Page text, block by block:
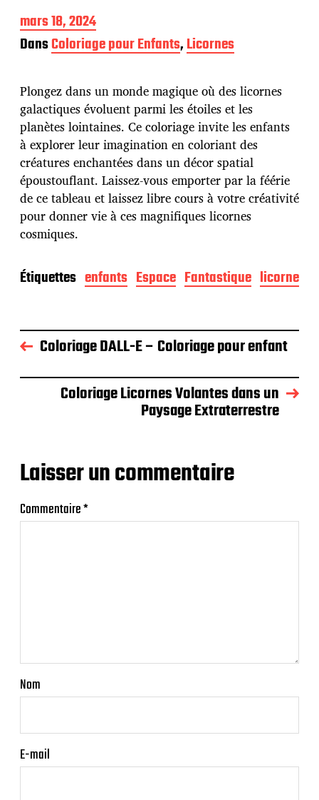
D
a
t
e
p
u
b
l
i
c
a
t
i
o
mars 18, 2024
DansColoriage pour Enfants,Licornes
Plongez dans un monde magique où des licornes
galactiques évoluent parmi les étoiles et les
planètes lointaines. Ce coloriage invite les enfants
à explorer leur imagination en coloriant des
créatures enchantées dans un décor spatial
époustouflant. Laissez-vous emporter par la féérie
de ce tableau et laissez libre cours à votre créativité
pour donner vie à ces magnifiques licornes
cosmiques.
Étiquettes enfants Espace Fantastique licorne
Coloriage DALL-E – Coloriage pour enfant
Coloriage Licornes Volantes dans un
Paysage Extraterrestre
Laisser un commentaire
Commentaire*
Nom
E-mail